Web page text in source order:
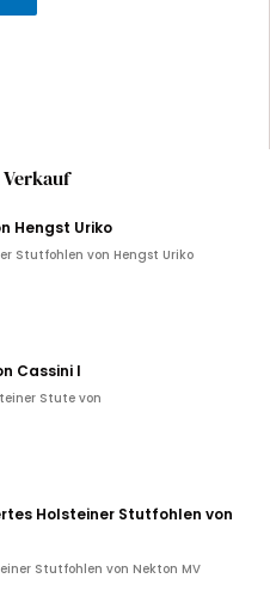
Hengst Uriko
Stutfohlen von Hengst Uriko
Cassini I
Stute von
Holsteiner Stutfohlen von
Stutfohlen von Nekton MV